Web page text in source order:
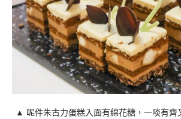
▲ 呢件朱古力蛋糕入面有綿花糖，一啖有齊